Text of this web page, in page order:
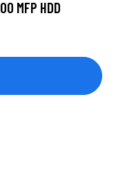
MFP HDD